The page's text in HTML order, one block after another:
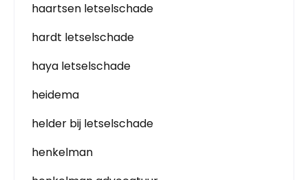
haartsen letselschade
hardt letselschade
haya letselschade
heidema
helder bij letselschade
henkelman